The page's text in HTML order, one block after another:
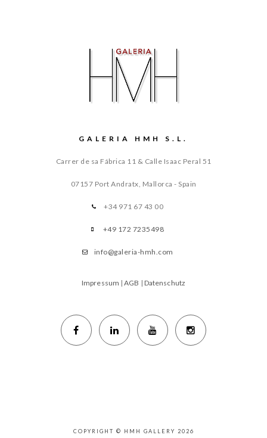
GALERIA HMH S.L.
Carrer de sa Fábrica 11 & Calle Isaac Peral 51
07157 Port Andratx, Mallorca - Spain
+34 971 67 43 00
+49 172 7235498
info@galeria-hmh.com
Impressum |AGB | Datenschutz
COPYRIGHT © HMH GALLERY 2026